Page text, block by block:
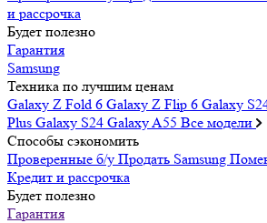
и рассрочка
Будет полезно
Гарантия
Samsung
Техника по лучшим ценам
Galaxy Z Fold 6 Galaxy Z Flip 6 Galaxy
Plus Galaxy S24 Galaxy A55 Все модели
Способы сэкономить
Проверенные б/у Продать Samsung
Кредит и рассрочка
Будет полезно
Гарантия